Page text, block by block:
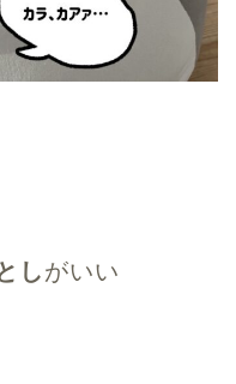
しがいい